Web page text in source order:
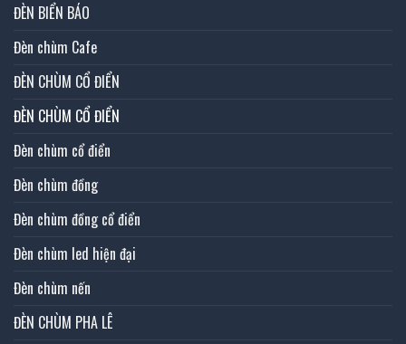
ĐÈN BIỂN BÁO
Đèn chùm Cafe
ĐÈN CHÙM CỔ ĐIỂN
ĐÈN CHÙM CỔ ĐIỂN
Đèn chùm cổ điển
Đèn chùm đồng
Đèn chùm đồng cổ điển
Đèn chùm led hiện đại
Đèn chùm nến
ĐÈN CHÙM PHA LÊ